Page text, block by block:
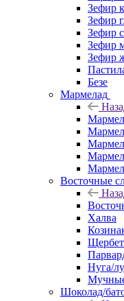
Зефир
Зефир
Зефир
Зефир
Зефир
Безе
Мармелад
Восточные
Халва
Щербет
Нуга/
Шоколад/